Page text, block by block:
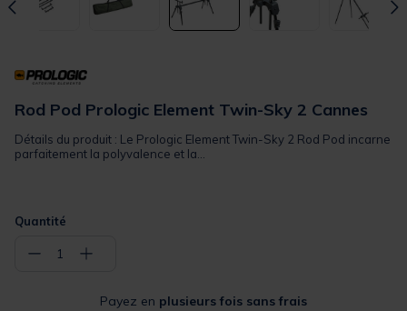
Rod Pod Prologic Element Twin-Sky 2 Cannes
Détails du produit : Le Prologic Element Twin-Sky 2 Rod Pod incarne
parfaitement la polyvalence et la...
Quantité
− 1 +
Payez en plusieurs fois sans frais